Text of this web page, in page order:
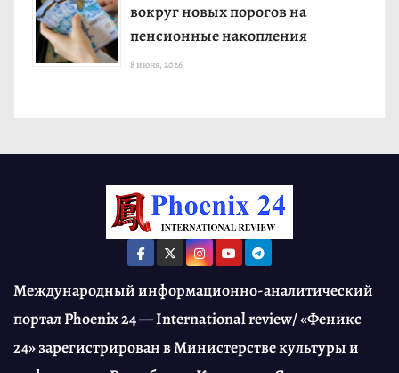
вокруг новых порогов на
пенсионные накопления
8 июня, 2026
Международный информационно-аналитический
портал Phoenix 24 — International review/ «Феникс
24» зарегистрирован в Министерстве культуры и